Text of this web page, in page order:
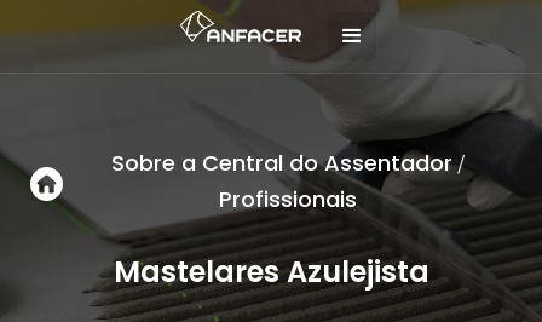
Sobre a Central do Assentador/
Profissionais
Mastelares Azulejista